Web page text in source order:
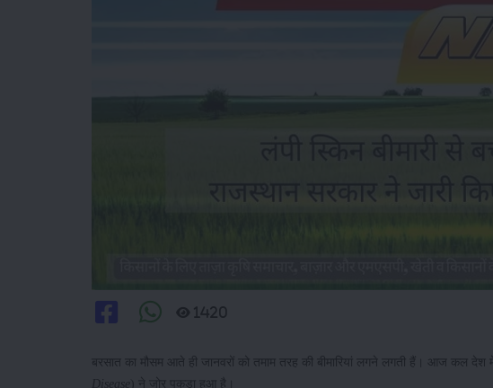
1420
बरसात का मौसम आते ही जानवरों को तमाम तरह की बीमारियां लगने लगती हैं। आज कल देश में
Disease ) ने जोर पकड़ा हुआ है।